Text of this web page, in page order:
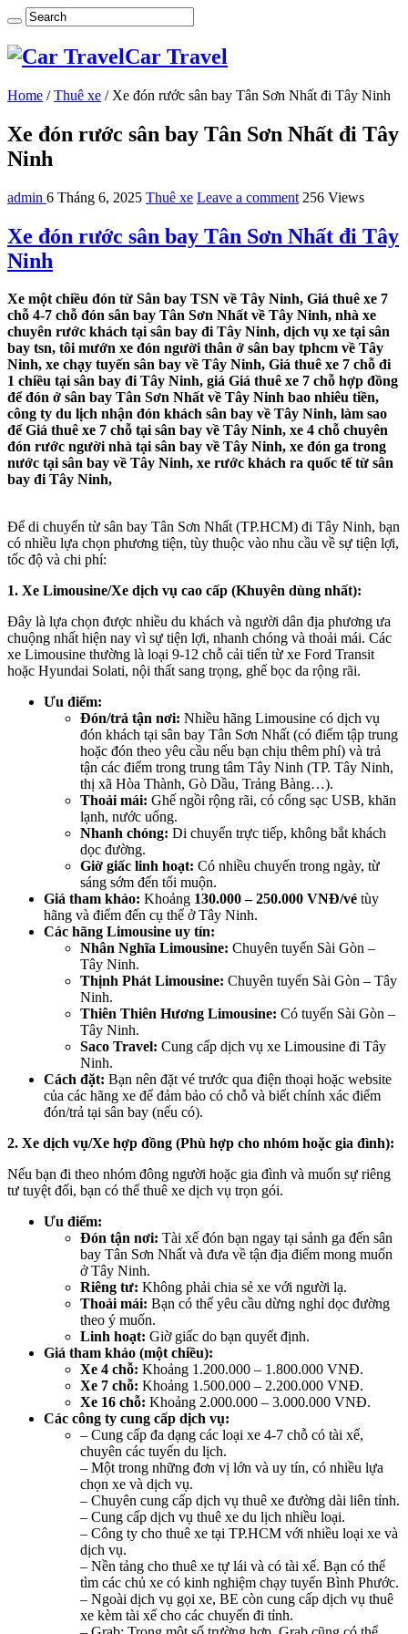
Car Travel
Home / Thuê xe / Xe đón rước sân bay Tân Sơn Nhất đi Tây Ninh
Xe đón rước sân bay Tân Sơn Nhất đi Tây
Ninh
admin 6 Tháng 6, 2025 Thuê xe Leave a comment 256 Views
Xe đón rước sân bay Tân Sơn Nhất đi Tây
Ninh
Xe một chiều đón từ Sân bay TSN về Tây Ninh, Giá thuê xe 7
chỗ 4-7 chỗ đón sân bay Tân Sơn Nhất về Tây Ninh, nhà xe
chuyên rước khách tại sân bay đi Tây Ninh, dịch vụ xe tại sân
bay tsn, tôi mướn xe đón người thân ở sân bay tphcm về Tây
Ninh, xe chạy tuyến sân bay về Tây Ninh, Giá thuê xe 7 chỗ đi
1 chiều tại sân bay đi Tây Ninh, giá Giá thuê xe 7 chỗ hợp đồng
để đón ở sân bay Tân Sơn Nhất về Tây Ninh bao nhiêu tiền,
công ty du lịch nhận đón khách sân bay về Tây Ninh, làm sao
để Giá thuê xe 7 chỗ tại sân bay về Tây Ninh, xe 4 chỗ chuyên
đón rước người nhà tại sân bay về Tây Ninh, xe đón ga trong
nước tại sân bay về Tây Ninh, xe rước khách ra quốc tế từ sân
bay đi Tây Ninh,
Để di chuyển từ sân bay Tân Sơn Nhất (TP.HCM) đi Tây Ninh, bạn
có nhiều lựa chọn phương tiện, tùy thuộc vào nhu cầu về sự tiện lợi,
tốc độ và chi phí:
1. Xe Limousine/Xe dịch vụ cao cấp (Khuyên dùng nhất):
Đây là lựa chọn được nhiều du khách và người dân địa phương ưa
chuộng nhất hiện nay vì sự tiện lợi, nhanh chóng và thoải mái. Các
xe Limousine thường là loại 9-12 chỗ cải tiến từ xe Ford Transit
hoặc Hyundai Solati, nội thất sang trọng, ghế bọc da rộng rãi.
Ưu điểm:
Đón/trả tận nơi: Nhiều hãng Limousine có dịch vụ
đón khách tại sân bay Tân Sơn Nhất (có điểm tập trung
hoặc đón theo yêu cầu nếu bạn chịu thêm phí) và trả
tận các điểm trong trung tâm Tây Ninh (TP. Tây Ninh,
thị xã Hòa Thành, Gò Dầu, Trảng Bàng…).
Thoải mái: Ghế ngồi rộng rãi, có cổng sạc USB, khăn
lạnh, nước uống.
Nhanh chóng: Di chuyển trực tiếp, không bắt khách
dọc đường.
Giờ giấc linh hoạt: Có nhiều chuyến trong ngày, từ
sáng sớm đến tối muộn.
Giá tham khảo: Khoảng 130.000 – 250.000 VNĐ/vé tùy
hãng và điểm đến cụ thể ở Tây Ninh.
Các hãng Limousine uy tín:
Nhân Nghĩa Limousine: Chuyên tuyến Sài Gòn –
Tây Ninh.
Thịnh Phát Limousine: Chuyên tuyến Sài Gòn – Tây
Ninh.
Thiên Thiên Hương Limousine: Có tuyến Sài Gòn –
Tây Ninh.
Saco Travel: Cung cấp dịch vụ xe Limousine đi Tây
Ninh.
Cách đặt: Bạn nên đặt vé trước qua điện thoại hoặc website
của các hãng xe để đảm bảo có chỗ và biết chính xác điểm
đón/trả tại sân bay (nếu có).
2. Xe dịch vụ/Xe hợp đồng (Phù hợp cho nhóm hoặc gia đình):
Nếu bạn đi theo nhóm đông người hoặc gia đình và muốn sự riêng
tư tuyệt đối, bạn có thể thuê xe dịch vụ trọn gói.
Ưu điểm:
Đón tận nơi: Tài xế đón bạn ngay tại sảnh ga đến sân
bay Tân Sơn Nhất và đưa về tận địa điểm mong muốn
ở Tây Ninh.
Riêng tư: Không phải chia sẻ xe với người lạ.
Thoải mái: Bạn có thể yêu cầu dừng nghỉ dọc đường
theo ý muốn.
Linh hoạt: Giờ giấc do bạn quyết định.
Giá tham khảo (một chiều):
Xe 4 chỗ: Khoảng 1.200.000 – 1.800.000 VNĐ.
Xe 7 chỗ: Khoảng 1.500.000 – 2.200.000 VNĐ.
Xe 16 chỗ: Khoảng 2.000.000 – 3.000.000 VNĐ.
Các công ty cung cấp dịch vụ:
– Cung cấp đa dạng các loại xe 4-7 chỗ có tài xế,
chuyên các tuyến du lịch.
– Một trong những đơn vị lớn và uy tín, có nhiều lựa
chọn xe và dịch vụ.
– Chuyên cung cấp dịch vụ thuê xe đường dài liên tỉnh.
– Cung cấp dịch vụ thuê xe du lịch nhiều loại.
– Công ty cho thuê xe tại TP.HCM với nhiều loại xe và
dịch vụ.
– Nền tảng cho thuê xe tự lái và có tài xế. Bạn có thể
tìm các chủ xe có kinh nghiệm chạy tuyến Bình Phước.
– Ngoài dịch vụ gọi xe, BE còn cung cấp dịch vụ thuê
xe kèm tài xế cho các chuyến đi tỉnh.